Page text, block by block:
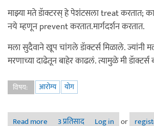
माझ्या मते डॅाक्टरस् हे पेशंटसला treat करतात;
नये म्हणून prevent करतात.मार्गदर्शन करतात.
मला सुदैवाने खूप चांगले डॅाक्टर्स मिळाले. ज्यांनी
मरणाच्या दाढेतून बाहेर काढलं. त्यामुळे मी
विषय: आरोग्य योग
Read more about स्व-काळजी- जबाबदारी कोणाची?
3 प्रतिसाद Log in or